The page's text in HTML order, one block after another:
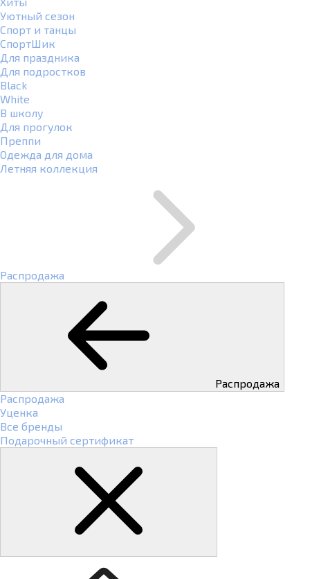
Уютный сезон
Спорт и танцы
СпортШик
Для праздника
Для подростков
Black
White
В школу
Для прогулок
Преппи
Одежда для дома
Летняя коллекция
Распродажа
Распродажа
Распродажа
Уценка
Все бренды
Подарочный сертификат